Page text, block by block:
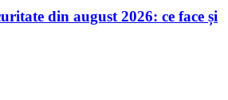
din august 2026: ce face și